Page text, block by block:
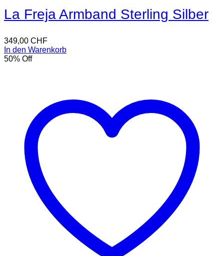
La Freja Armband Sterling Silber
349,00 CHF
In den Warenkorb
50% Off